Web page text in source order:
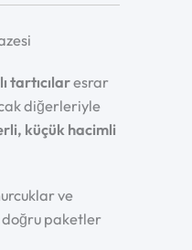
tartıcılaresrar
diğerleriyle
küçük hacimli
ve
paketler